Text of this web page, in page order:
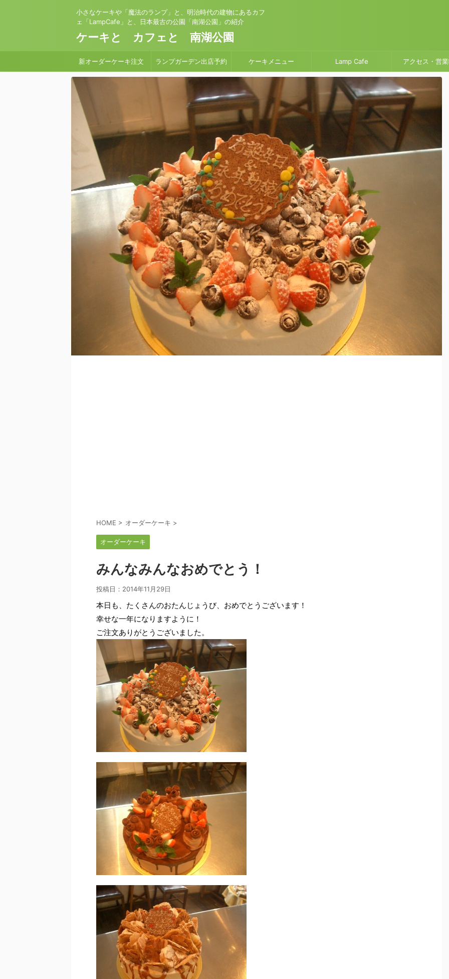
小さなケーキや「魔法のランプ」と、明治時代の建物にあるカフ
ェ「LampCafe」と、日本最古の公園「南湖公園」の紹介
ケーキと カフェと 南湖公園
新オーダーケーキ注文 ランプガーデン出店予約 ケーキメニュー Lamp Cafe アクセス・営
HOME > オーダーケーキ >
オーダーケーキ
みんなみんなおめでとう！
投稿日： 2014年11月29日
本日も、たくさんのおたんじょうび、おめでとうございます！
幸せな一年になりますように！
ご注文ありがとうございました。